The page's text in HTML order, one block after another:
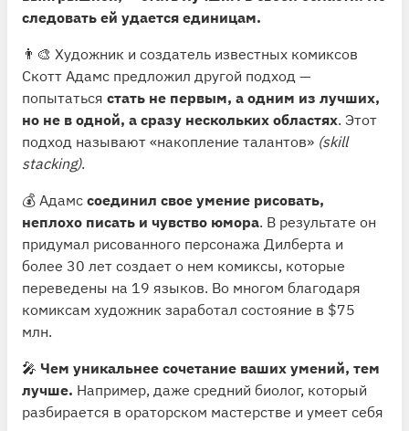
следовать ей удается единицам.
👨‍🎨 Художник и создатель известных комиксов
Скотт Адамс предложил другой подход —
попытаться стать не первым, а одним из лучших,
но не в одной, а сразу нескольких областях. Этот
подход называют «накопление талантов» (skill
stacking).
💰 Адамс соединил свое умение рисовать,
неплохо писать и чувство юмора. В результате он
придумал рисованного персонажа Дилберта и
более 30 лет создает о нем комиксы, которые
переведены на 19 языков. Во многом благодаря
комиксам художник заработал состояние в $75
млн.
🎤 Чем уникальнее сочетание ваших умений, тем
лучше. Например, даже средний биолог, который
разбирается в ораторском мастерстве и умеет себя